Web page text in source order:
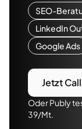
SEO-
LinkedIn
Google Ads
Jetzt
Oder Publy
39/Mt.